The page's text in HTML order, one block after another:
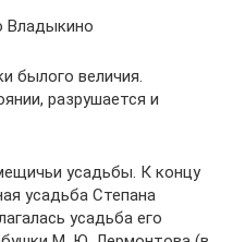
Владыкино
былого величия.
разрушается и
усадьбы. К концу
усадьба Степана
усадьба его